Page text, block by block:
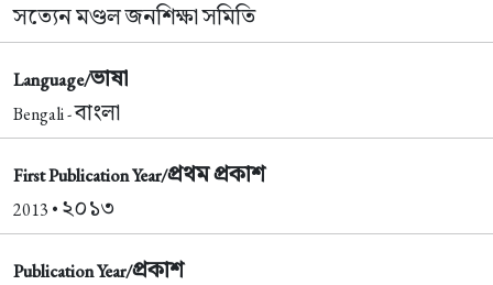
সত্যেন মণ্ডল জনশিক্ষা সমিতি
Language/ভাষা
Bengali -বাংলা
First Publication Year/প্রথম প্রকাশ
2013 • ২০১৩
Publication Year/প্রকাশ